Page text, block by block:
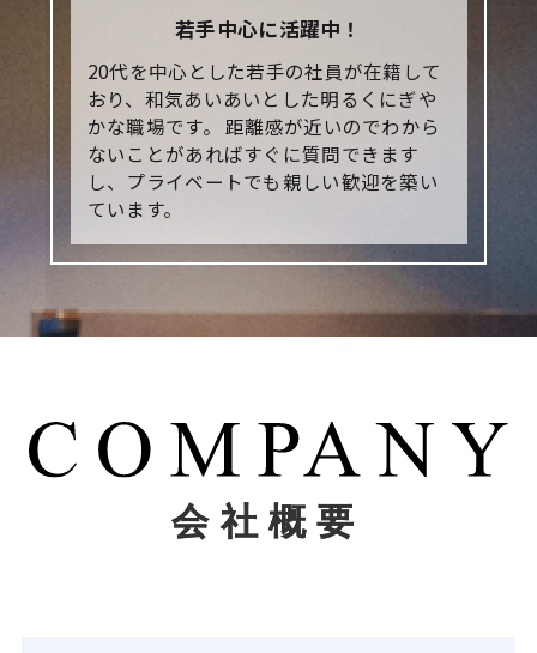
若手中心に活躍中！
20代を中心とした若手の社員が在籍して
おり、和気あいあいとした明るくにぎや
かな職場です。 距離感が近いのでわから
ないことがあればすぐに質問できます
し、プライベートでも親しい歓迎を築い
ています。
会社概要